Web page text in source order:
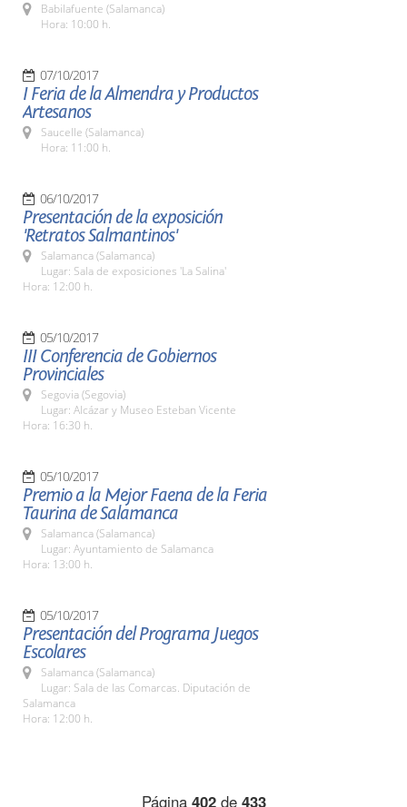
Babilafuente (Salamanca)
Hora: 10:00 h.
07/10/2017
I Feria de la Almendra y Productos
Artesanos
Saucelle (Salamanca)
Hora: 11:00 h.
06/10/2017
Presentación de la exposición
'Retratos Salmantinos'
Salamanca (Salamanca)
Lugar: Sala de exposiciones 'La Salina'
Hora: 12:00 h.
05/10/2017
III Conferencia de Gobiernos
Provinciales
Segovia (Segovia)
Lugar: Alcázar y Museo Esteban Vicente
Hora: 16:30 h.
05/10/2017
Premio a la Mejor Faena de la Feria
Taurina de Salamanca
Salamanca (Salamanca)
Lugar: Ayuntamiento de Salamanca
Hora: 13:00 h.
05/10/2017
Presentación del Programa Juegos
Escolares
Salamanca (Salamanca)
Lugar: Sala de las Comarcas. Diputación de
Salamanca
Hora: 12:00 h.
Página 402de 433